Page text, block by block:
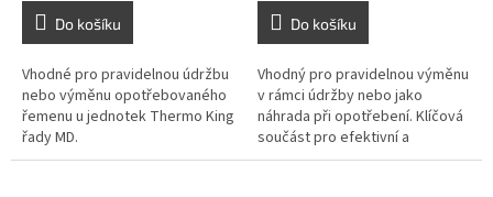
Do košíku
Vhodné pro pravidelnou údržbu
nebo výměnu opotřebovaného
řemenu u jednotek Thermo King
řady MD.
Do košíku
Vhodný pro pravidelnou výměnu
v rámci údržby nebo jako
náhrada při opotřebení. Klíčová
součást pro efektivní a
bezpečný provoz jednotek